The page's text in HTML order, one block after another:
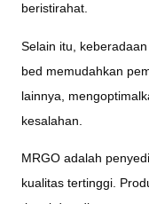
beristirahat.
Selain itu,
bed memudahkan
lainnya,
kesalahan.
MRGO adalah
kualitas tertinggi.